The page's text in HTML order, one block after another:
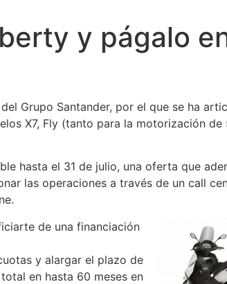
y págalo
Grupo Santander, por el que se ha
X7, Fly (tanto para la motorización de
hasta el 31 de julio, una oferta que
las operaciones a través de un call
de una financiación
y alargar el plazo de
en hasta 60 meses en